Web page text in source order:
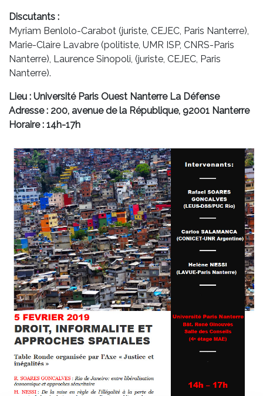
Discutants :
Myriam Benlolo-Carabot (juriste, CEJEC, Paris Nanterre),
Marie-Claire Lavabre (politiste, UMR ISP, CNRS-Paris
Nanterre), Laurence Sinopoli, (juriste, CEJEC, Paris
Nanterre).
Lieu : Université Paris Ouest Nanterre La Défense
Adresse : 200, avenue de la République, 92001 Nanterre
Horaire : 14h-17h